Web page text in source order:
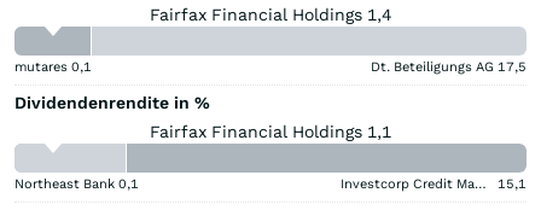
Fairfax Financial Holdings 1,4
mutares 0,1 Dt. Beteiligungs AG 17,5
Dividendenrendite in %
Fairfax Financial Holdings 1,1
Northeast Bank 0,1 Investcorp Credit Management BDC 15,1